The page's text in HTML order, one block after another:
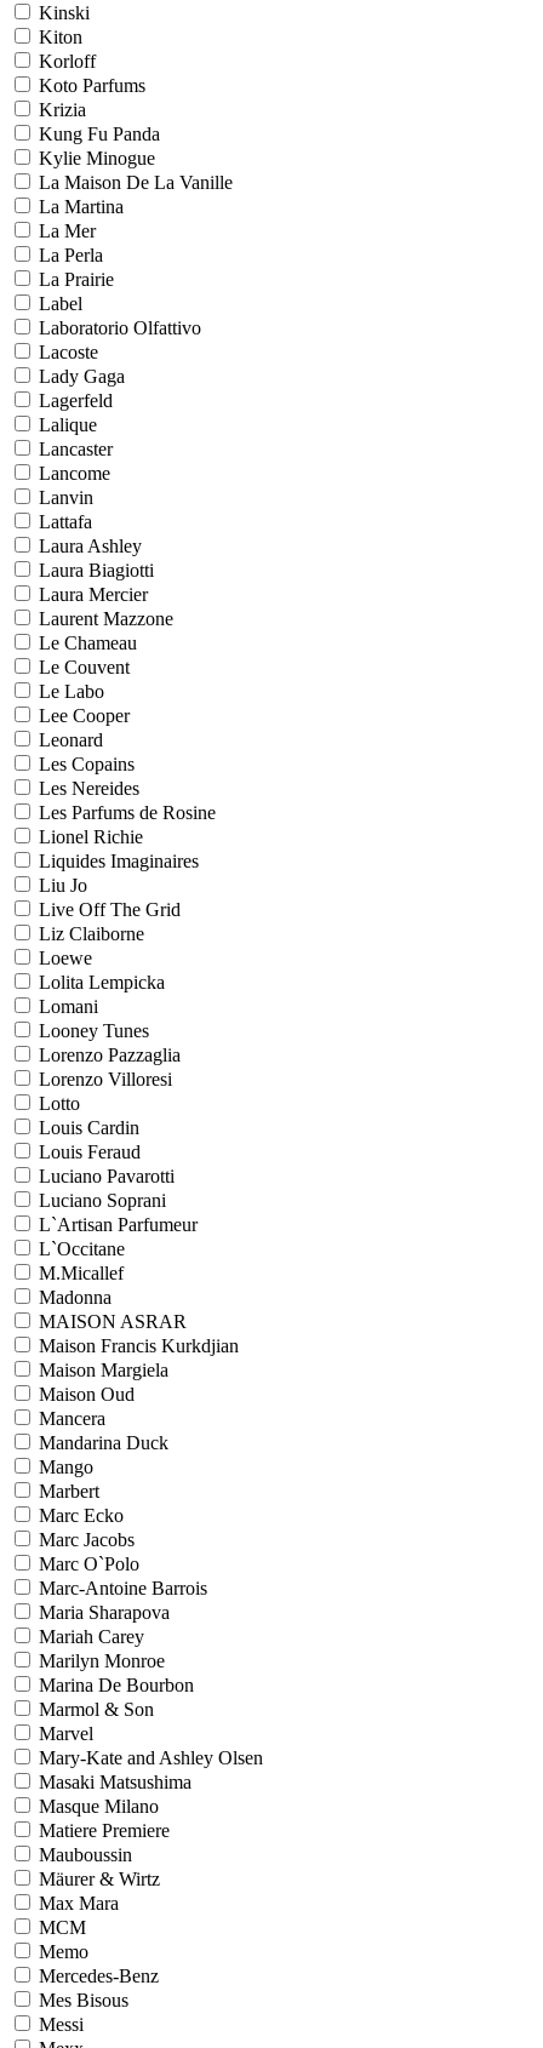
Kinski
Kiton
Korloff
Koto Parfums
Krizia
Kung Fu Panda
Kylie Minogue
La Maison De La Vanille
La Martina
La Mer
La Perla
La Prairie
Label
Laboratorio Olfattivo
Lacoste
Lady Gaga
Lagerfeld
Lalique
Lancaster
Lancome
Lanvin
Lattafa
Laura Ashley
Laura Biagiotti
Laura Mercier
Laurent Mazzone
Le Chameau
Le Couvent
Le Labo
Lee Cooper
Leonard
Les Copains
Les Nereides
Les Parfums de Rosine
Lionel Richie
Liquides Imaginaires
Liu Jo
Live Off The Grid
Liz Claiborne
Loewe
Lolita Lempicka
Lomani
Looney Tunes
Lorenzo Pazzaglia
Lorenzo Villoresi
Lotto
Louis Cardin
Louis Feraud
Luciano Pavarotti
Luciano Soprani
L`Artisan Parfumeur
L`Occitane
M.Micallef
Madonna
MAISON ASRAR
Maison Francis Kurkdjian
Maison Margiela
Maison Oud
Mancera
Mandarina Duck
Mango
Marbert
Marc Ecko
Marc Jacobs
Marc O`Polo
Marc-Antoine Barrois
Maria Sharapova
Mariah Carey
Marilyn Monroe
Marina De Bourbon
Marmol & Son
Marvel
Mary-Kate and Ashley Olsen
Masaki Matsushima
Masque Milano
Matiere Premiere
Mauboussin
Mäurer & Wirtz
Max Mara
MCM
Memo
Mercedes-Benz
Mes Bisous
Messi